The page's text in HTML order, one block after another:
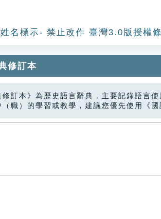
名標示- 禁止改作 臺灣3.0版授權
修訂本
修訂本》為歷史語言辭典，主要記錄語言
職）的學習或教學，建議您優先使用《